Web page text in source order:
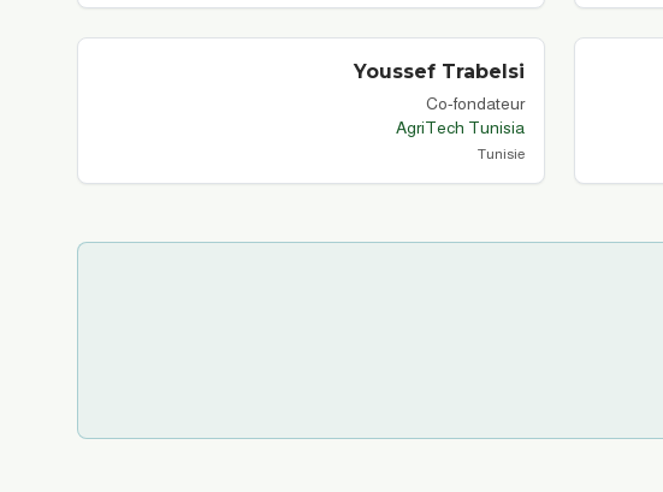
Youssef Trabelsi
Co-fondateur
AgriTech Tunisia
Tunisie